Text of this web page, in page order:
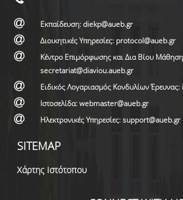
Εκπαίδευση: diekp@aueb.gr
Διοικητικές Υπηρεσίες: protocol@aueb.gr
Κέντρο Επιμόρφωσης και Δια Βίου
secretariat@diaviou.aueb.gr
Ειδικός Λογαριασμός Κονδυλίων
Ιστοσελίδα: webmaster@aueb.gr
Ηλεκτρονικές Υπηρεσίες: support@aueb.gr
SITEMAP
Χάρτης Ιστότοπου